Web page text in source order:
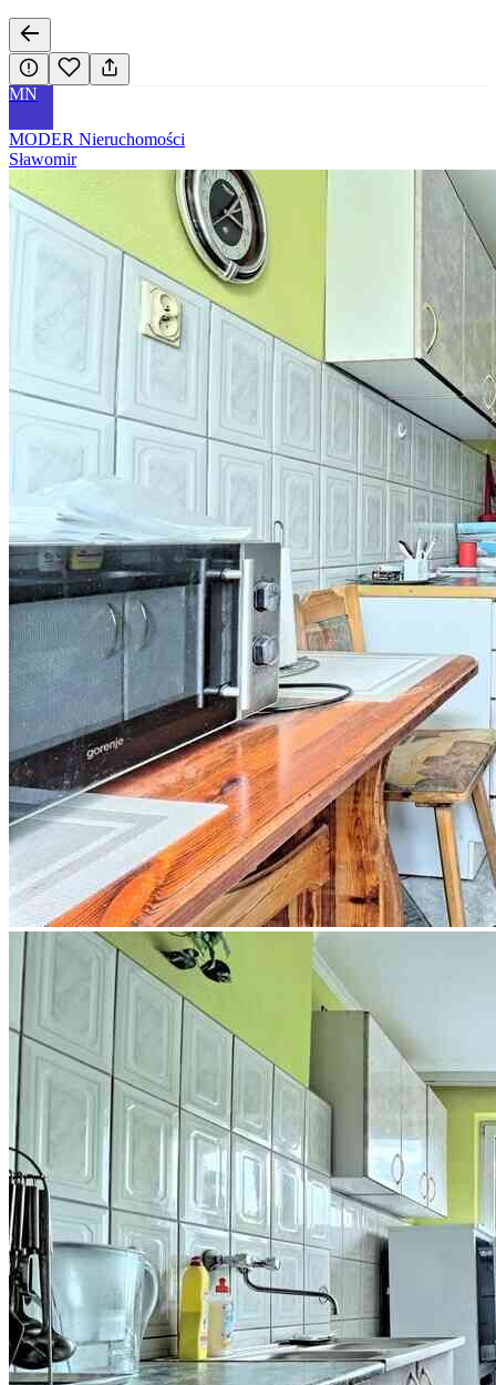
MN
MODER Nieruchomości
Sławomir